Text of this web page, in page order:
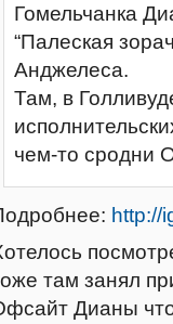
Гомельчанка
“Палеская
Анджелеса.
Там, в
чем-то сродни
http://
там занял
Дианы что